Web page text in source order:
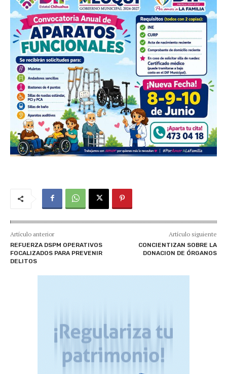
Artículo anterior
REFUERZA DSPM OPERATIVOS
FOCALIZADOS PARA PREVENIR
DELITOS
Artículo siguiente
CONCIENTIZAN SOBRE LA
DONACION DE ÓRGANOS